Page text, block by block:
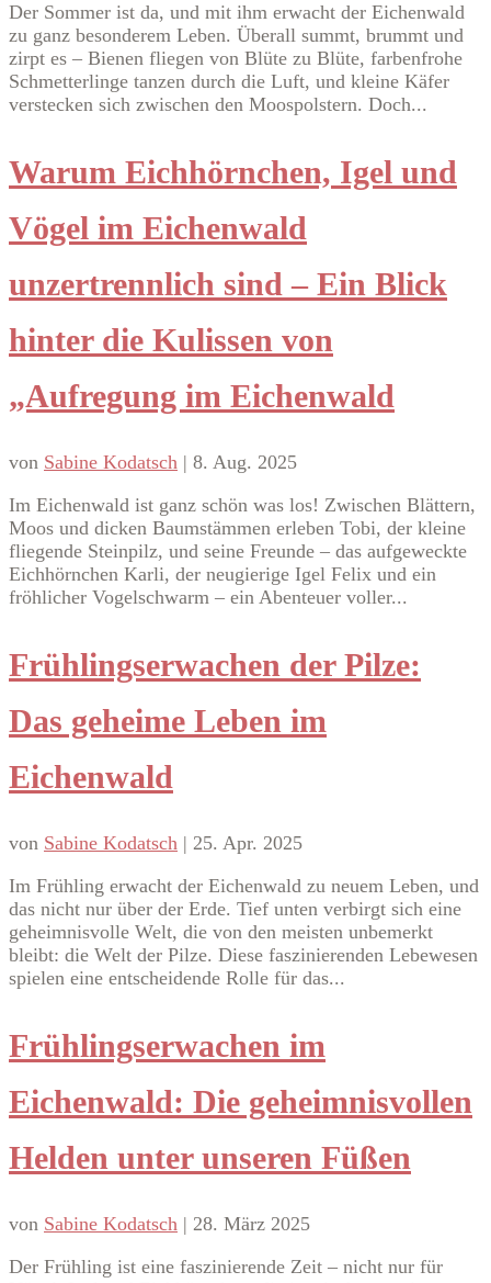
Der Sommer ist da, und mit ihm erwacht der Eichenwald
zu ganz besonderem Leben. Überall summt, brummt und
zirpt es – Bienen fliegen von Blüte zu Blüte, farbenfrohe
Schmetterlinge tanzen durch die Luft, und kleine Käfer
verstecken sich zwischen den Moospolstern. Doch...
Warum Eichhörnchen, Igel und
Vögel im Eichenwald
unzertrennlich sind – Ein Blick
hinter die Kulissen von
„Aufregung im Eichenwald
von Sabine Kodatsch | 8. Aug. 2025
Im Eichenwald ist ganz schön was los! Zwischen Blättern,
Moos und dicken Baumstämmen erleben Tobi, der kleine
fliegende Steinpilz, und seine Freunde – das aufgeweckte
Eichhörnchen Karli, der neugierige Igel Felix und ein
fröhlicher Vogelschwarm – ein Abenteuer voller...
Frühlingserwachen der Pilze:
Das geheime Leben im
Eichenwald
von Sabine Kodatsch | 25. Apr. 2025
Im Frühling erwacht der Eichenwald zu neuem Leben, und
das nicht nur über der Erde. Tief unten verbirgt sich eine
geheimnisvolle Welt, die von den meisten unbemerkt
bleibt: die Welt der Pilze. Diese faszinierenden Lebewesen
spielen eine entscheidende Rolle für das...
Frühlingserwachen im
Eichenwald: Die geheimnisvollen
Helden unter unseren Füßen
von Sabine Kodatsch | 28. März 2025
Der Frühling ist eine faszinierende Zeit – nicht nur für